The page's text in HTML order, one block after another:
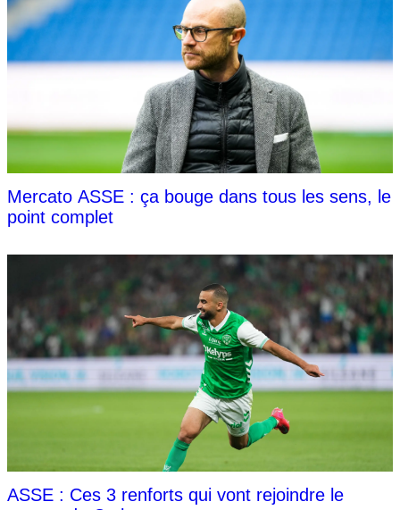
Mercato ASSE : ça bouge dans tous les sens, le
point complet
ASSE : Ces 3 renforts qui vont rejoindre le